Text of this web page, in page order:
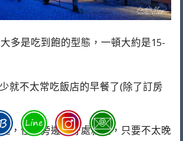
多是吃到飽的型態，一頓大約是15-
就不太常吃飯店的早餐了(除了訂房
，住在旁邊的好處就是，只要不太晚